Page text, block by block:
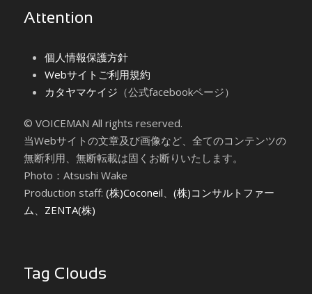
Attention
個人情報保護方針
Webサイトご利用規約
カタヤマケイジ （公式facebookページ）
© VOICEMAN All rights reserved.
当Webサイトの文章及び画像など、全てのコンテンツの
無断利用、無断転載は固くお断りいたします。
Photo：Atsushi Wake
Production staff: (株)Coconeil、 (株)コンサルトファー
ム、 ZENTA(株)
Tag Clouds